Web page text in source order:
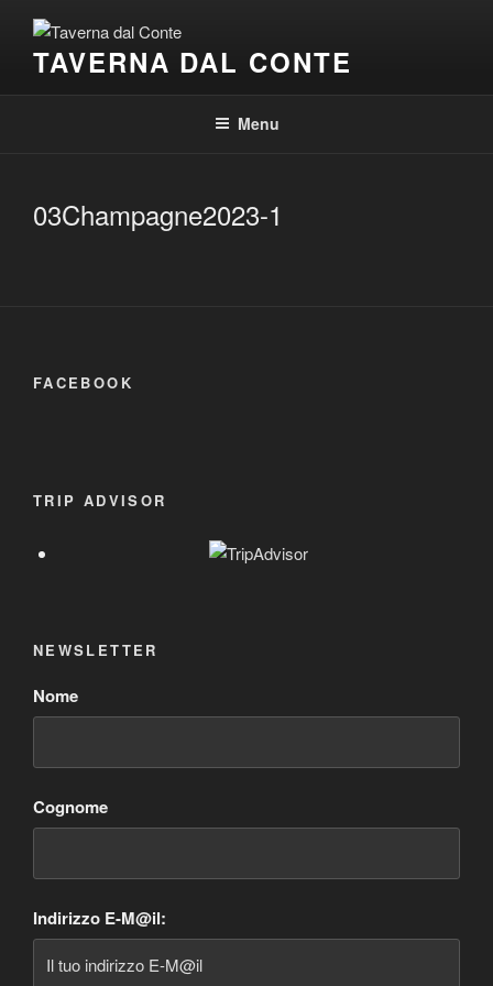
contenutoTAVERNA DAL CONTE
Menu
03Champagne2023-1
FACEBOOK
TRIP ADVISOR
NEWSLETTER
Nome
Cognome
Indirizzo E-M@il: